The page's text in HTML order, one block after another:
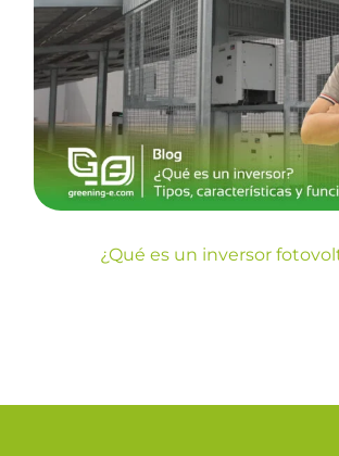
¿Qué es un
fotovoltaico?
Blog
¿Qué es un inversor